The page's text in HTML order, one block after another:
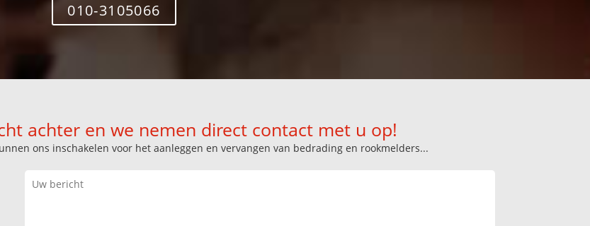
010-3105066
achter en we nemen direct contact met u op!
ons inschakelen voor het aanleggen en vervangen van bedrading en rookmelders...